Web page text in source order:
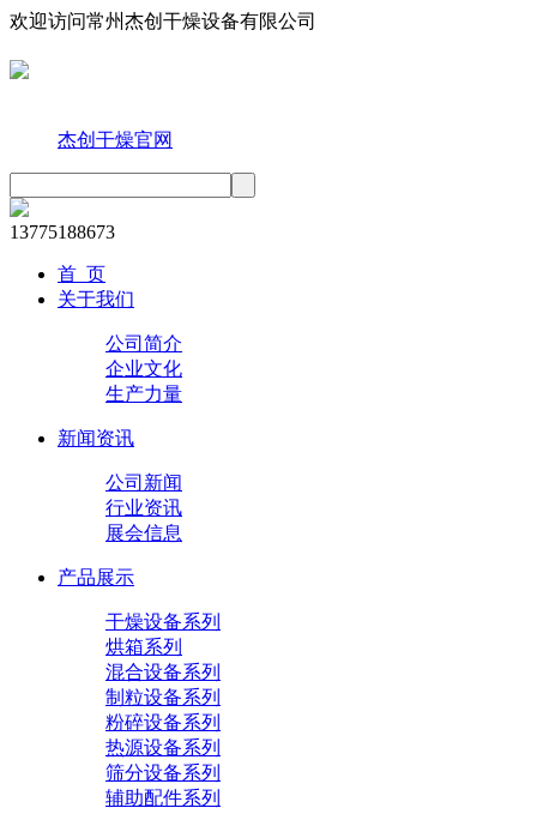
欢迎访问常州杰创干燥设备有限公司
杰创干燥官网
13775188673
首 页
关于我们
公司简介
企业文化
生产力量
新闻资讯
公司新闻
行业资讯
展会信息
产品展示
干燥设备系列
烘箱系列
混合设备系列
制粒设备系列
粉碎设备系列
热源设备系列
筛分设备系列
辅助配件系列